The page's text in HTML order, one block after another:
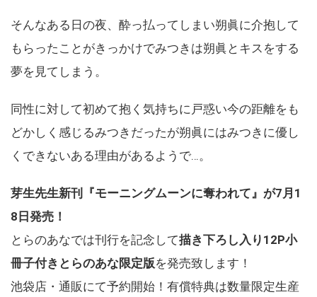
そんなある日の夜、酔っ払ってしまい朔眞に介抱して
もらったことがきっかけでみつきは朔眞とキスをする
夢を見てしまう。
同性に対して初めて抱く気持ちに戸惑い今の距離をも
どかしく感じるみつきだったが朔眞にはみつきに優し
くできないある理由があるようで…。
芽生先生新刊『モーニングムーンに奪われて』が7月1
8日発売！
とらのあなでは刊行を記念して描き下ろし入り12P小
冊子付きとらのあな限定版を発売致します！
池袋店・通販にて予約開始！有償特典は数量限定生産